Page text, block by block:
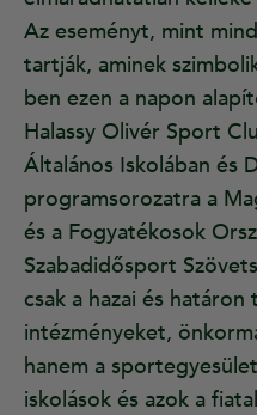
Az eseményt, mint
tartják, aminek
ben ezen a napon
Halassy Olivér Sport
Általános Iskolában és
programsorozatra a
és a Fogyatékosok
Szabadidősport
csak a hazai és
intézményeket,
hanem a
iskolások és azok a